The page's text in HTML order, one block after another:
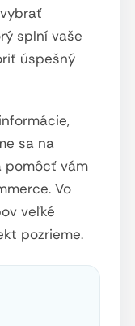
splní vaše
úspešný
sa na
pomôcť vám
Vo
veľké
pozrieme.